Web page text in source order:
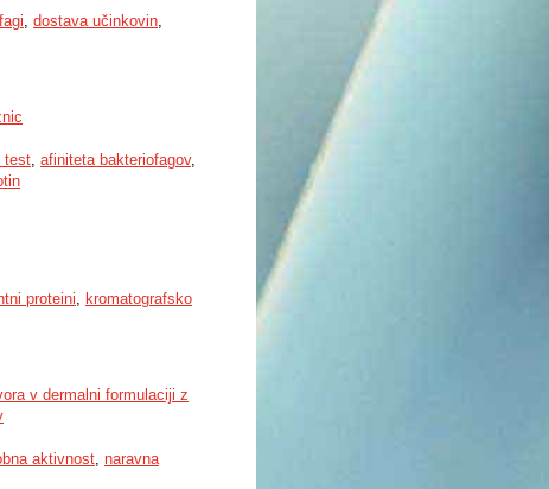
, dostava učinkovin,
test, afiniteta bakteriofagov,
proteini, kromatografsko
v dermalni formulaciji z
aktivnost, naravna